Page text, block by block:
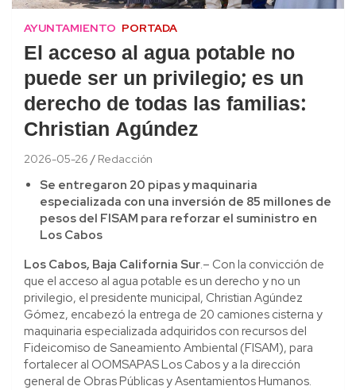
AYUNTAMIENTO PORTADA
El acceso al agua potable no
puede ser un privilegio; es un
derecho de todas las familias:
Christian Agúndez
2026-05-26 Redacción
Se entregaron 20 pipas y maquinaria
especializada con una inversión de 85 millones de
pesos del FISAM para reforzar el suministro en
Los Cabos
Los Cabos, Baja California Sur.– Con la convicción de
que el acceso al agua potable es un derecho y no un
privilegio, el presidente municipal, Christian Agúndez
Gómez, encabezó la entrega de 20 camiones cisterna y
maquinaria especializada adquiridos con recursos del
Fideicomiso de Saneamiento Ambiental (FISAM), para
fortalecer al OOMSAPAS Los Cabos y a la dirección
general de Obras Públicas y Asentamientos Humanos.